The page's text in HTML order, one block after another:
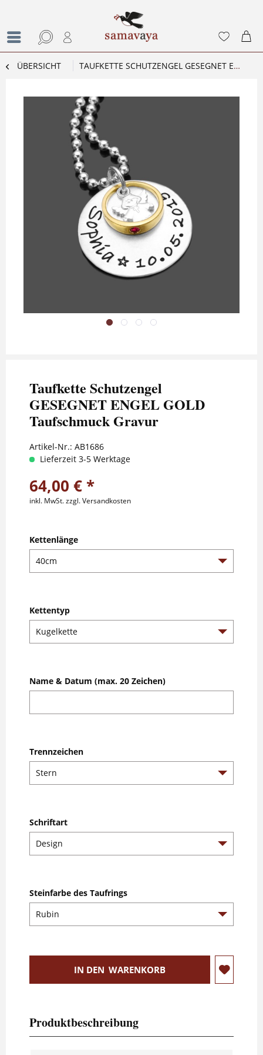
ÜBERSICHT TAUFKETTE SCHUTZENGEL GESEGNET ENGEL GOLD TAUFSCHMUCK GRAVUR
Taufkette Schutzengel
GESEGNET ENGEL GOLD
Taufschmuck Gravur
Artikel-Nr.: AB1686
Lieferzeit 3-5 Werktage
64,00 € *
inkl. MwSt.zzgl. Versandkosten
Kettenlänge
Kettentyp
Name & Datum (max. 20 Zeichen)
Trennzeichen
Schriftart
Steinfarbe des Taufrings
IN DEN WARENKORB
Produktbeschreibung